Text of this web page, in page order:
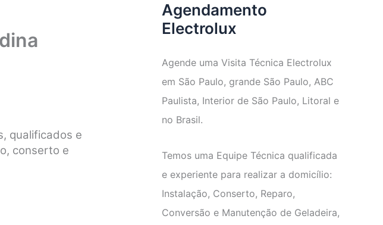
qualificados e
conserto e
Agendamento
Electrolux
Agende uma Visita Técnica Electrolux
em São Paulo, grande São Paulo, ABC
Paulista, Interior de São Paulo, Litoral e
no Brasil.
Temos uma Equipe Técnica qualificada
e experiente para realizar a domicílio:
Instalação, Conserto, Reparo,
Conversão e Manutenção de Geladeira,